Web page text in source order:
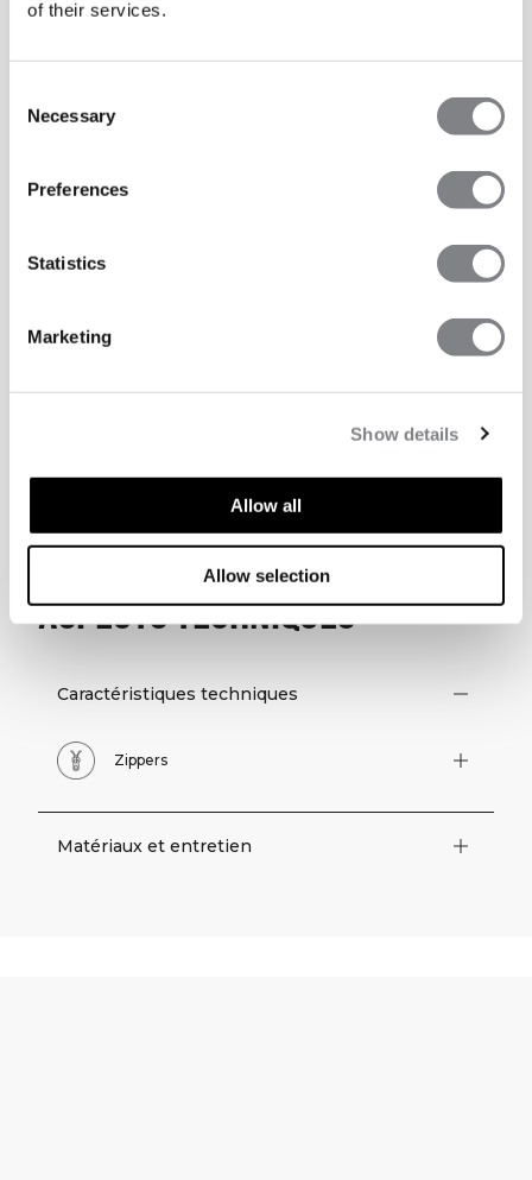
of their services.
Selection
Necessary
Preferences
Statistics
Marketing
Show details
Allow all
Allow selection
ASPECTS TECHNIQUES
Caractéristiques techniques
Zippers
Matériaux et entretien